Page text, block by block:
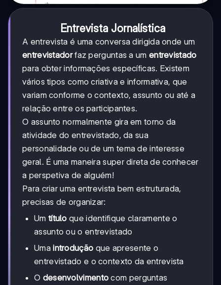
Entrevista Jornalística
A entrevista é uma conversa dirigida onde um
entrevistadorfaz perguntas a um entrevistado
para obter informações específicas. Existem
vários tipos como criativa e informativa, que
variam conforme o contexto, assunto ou até a
relação entre os participantes.
O assunto normalmente gira em torno da
atividade do entrevistado, da sua
personalidade ou de um tema de interesse
geral. É uma maneira super direta de conhecer
a perspetiva de alguém!
Para criar uma entrevista bem estruturada,
precisas de organizar:
Um título que identifique claramente o
assunto ou o entrevistado
Umaintrodução que apresente o
entrevistado e o contexto da entrevista
O desenvolvimento com perguntas